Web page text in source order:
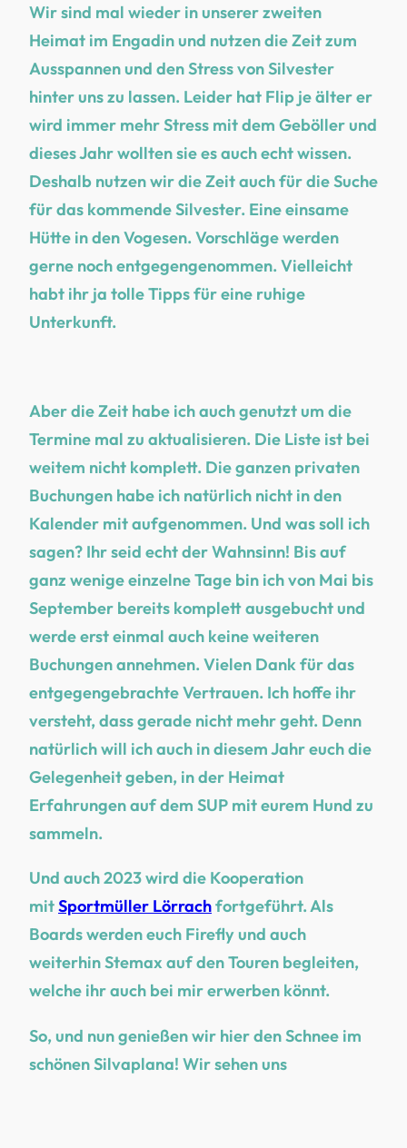
Wir sind mal wieder in unserer zweiten
Heimat im Engadin und nutzen die Zeit zum
Ausspannen und den Stress von Silvester
hinter uns zu lassen. Leider hat Flip je älter er
wird immer mehr Stress mit dem Geböller und
dieses Jahr wollten sie es auch echt wissen.
Deshalb nutzen wir die Zeit auch für die Suche
für das kommende Silvester. Eine einsame
Hütte in den Vogesen. Vorschläge werden
gerne noch entgegengenommen. Vielleicht
habt ihr ja tolle Tipps für eine ruhige
Unterkunft.
Aber die Zeit habe ich auch genutzt um die
Termine mal zu aktualisieren. Die Liste ist bei
weitem nicht komplett. Die ganzen privaten
Buchungen habe ich natürlich nicht in den
Kalender mit aufgenommen. Und was soll ich
sagen? Ihr seid echt der Wahnsinn! Bis auf
ganz wenige einzelne Tage bin ich von Mai bis
September bereits komplett ausgebucht und
werde erst einmal auch keine weiteren
Buchungen annehmen. Vielen Dank für das
entgegengebrachte Vertrauen. Ich hoffe ihr
versteht, dass gerade nicht mehr geht. Denn
natürlich will ich auch in diesem Jahr euch die
Gelegenheit geben, in der Heimat
Erfahrungen auf dem SUP mit eurem Hund zu
sammeln.
Und auch 2023 wird die Kooperation
mitSportmüller Lörrachfortgeführt. Als
Boards werden euch Firefly und auch
weiterhin Stemax auf den Touren begleiten,
welche ihr auch bei mir erwerben könnt.
So, und nun genießen wir hier den Schnee im
schönen Silvaplana! Wir sehen uns